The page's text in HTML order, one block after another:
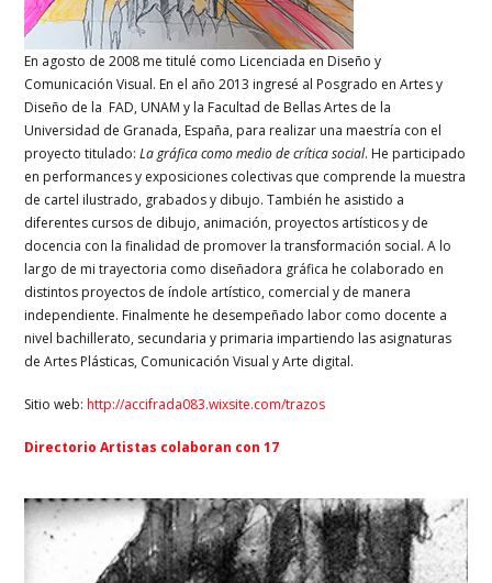
En agosto de 2008 me titulé como Licenciada en Diseño y
Comunicación Visual. En el año 2013 ingresé al Posgrado en Artes y
Diseño de la FAD, UNAM y la Facultad de Bellas Artes de la
Universidad de Granada, España, para realizar una maestría con el
proyecto titulado:La gráfica como medio de crítica social. He participado
en performances y exposiciones colectivas que comprende la muestra
de cartel ilustrado, grabados y dibujo. También he asistido a
diferentes cursos de dibujo, animación, proyectos artísticos y de
docencia con la finalidad de promover la transformación social. A lo
largo de mi trayectoria como diseñadora gráfica he colaborado en
distintos proyectos de índole artístico, comercial y de manera
independiente. Finalmente he desempeñado labor como docente a
nivel bachillerato, secundaria y primaria impartiendo las asignaturas
de Artes Plásticas, Comunicación Visual y Arte digital.
Sitio web:http://accifrada083.wixsite.com/trazos
Directorio Artistas colaboran con 17